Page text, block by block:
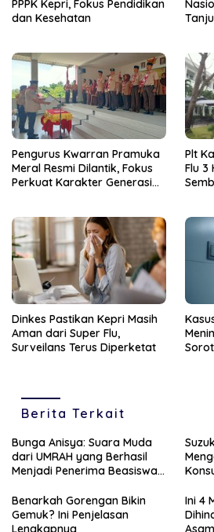
PPPK Kepri, Fokus Pendidikan
dan Kesehatan
Pengurus Kwarran Pramuka
Meral Resmi Dilantik, Fokus
Perkuat Karakter Generasi
Plt
Flu 3
Dinkes Pastikan Kepri Masih
Aman dari Super Flu,
Surveilans Terus Diperketat
Berita Terkait
Bunga Anisya: Suara Muda
dari UMRAH yang Berhasil
Menjadi Penerima Beasiswa
Benarkah Gorengan Bikin
Gemuk? Ini Penjelasan
Lengkapnya
Ini 4